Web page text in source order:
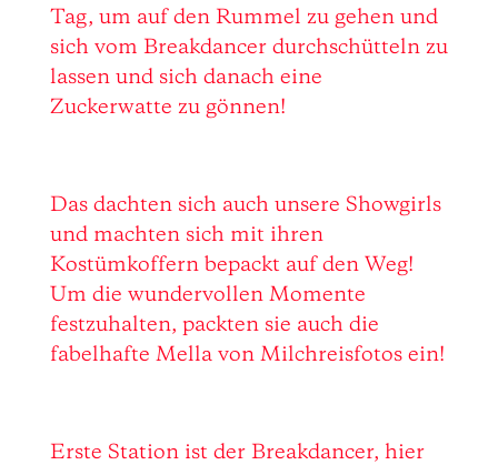
Tag, um auf den Rummel zu gehen und
sich vom Breakdancer durchschütteln zu
lassen und sich danach eine
Zuckerwatte zu gönnen!
Das dachten sich auch unsere Showgirls
und machten sich mit ihren
Kostümkoffern bepackt auf den Weg!
Um die wundervollen Momente
festzuhalten, packten sie auch die
fabelhafte Mella von Milchreisfotos ein!
Erste Station ist der Breakdancer, hier